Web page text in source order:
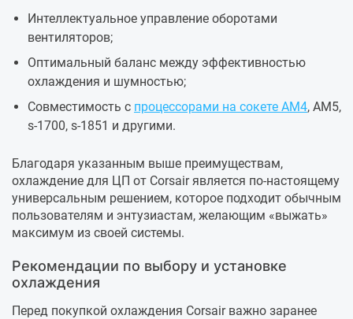
Интеллектуальное управление оборотами
вентиляторов;
Оптимальный баланс между эффективностью
охлаждения и шумностью;
Совместимость с процессорами на сокете AM4, AM5,
s-1700, s-1851 и другими.
Благодаря указанным выше преимуществам,
охлаждение для ЦП от Corsair является по-настоящему
универсальным решением, которое подходит обычным
пользователям и энтузиастам, желающим «выжать»
максимум из своей системы.
Рекомендации по выбору и установке
охлаждения
Перед покупкой охлаждения Corsair важно заранее